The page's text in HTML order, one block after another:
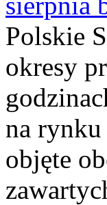
Polskie
okresy
na rynku
objęte